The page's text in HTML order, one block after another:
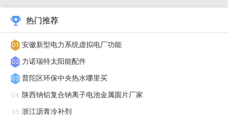
量。经过了这一系列流程后，再根据业主家庭用电情况，本
着“自发自用，余电上网，收益**大化”的原则，我们测算出该
套别墅屋顶共可安装。接下来就是商务谈判阶段、签订合同。
合同签订后，我们将支架安装、组件排布和电气接入方案设计
完成，在这个设计时，我们由国外从事多年光伏设计的工程师
进行设计，目的是把国外**、成熟的设计理念，快速切入到我
们国内的工程中来，特别是在标准化、流程化上，可以很好地
热门推荐
01 安徽新型电力系统虚拟电厂功能
02 力诺瑞特太阳能配件
03 普陀区环保中央热水哪里买
04 陕西钠铝复合钠离子电池金属圆片厂家
05 浙江沥青冷补剂